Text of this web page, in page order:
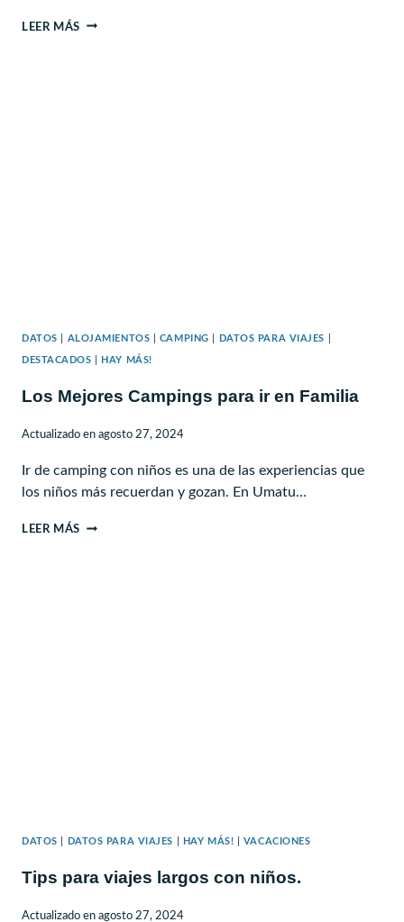
LEER MÁS DOCUMENTOS
DATOS ALOJAMIENTOS CAMPING DATOS PARA VIAJES
DESTACADOS HAY MÁS!
Los Mejores Campings para ir en Familia
Actualizado en agosto 27, 2024
Ir de camping con niños es una de las experiencias que
los niños más recuerdan y gozan. En Umatu…
LEER MÁS LOS
DATOS DATOS PARA VIAJES HAY MÁS! VACACIONES
Tips para viajes largos con niños.
Actualizado en agosto 27, 2024